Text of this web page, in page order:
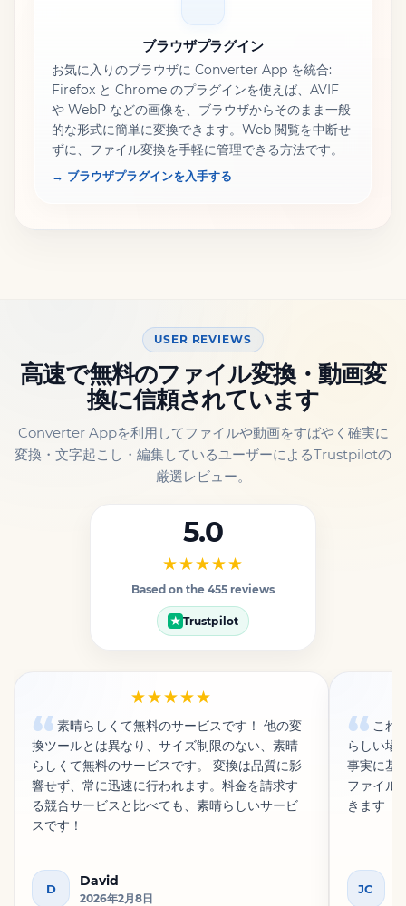
ブラウザプラグイン
お気に入りのブラウザに Converter App を統合:
Firefox と Chrome のプラグインを使えば、AVIF
や WebP などの画像を、ブラウザからそのまま一般
的な形式に簡単に変換できます。Web 閲覧を中断せ
ずに、ファイル変換を手軽に管理できる方法です。
→ ブラウザプラグインを入手する
USER REVIEWS
高速で無料のファイル変換・動画変
換に信頼されています
Converter Appを利用してファイルや動画をすばやく確実に
変換・文字起こし・編集しているユーザーによるTrustpilotの
厳選レビュー。
5.0
★★★★★
Based on the 455 reviews
★ Trustpilot
★★★★★
素晴らしくて無料のサービスです！ 他の変
換ツールとは異なり、サイズ制限のない、素晴
らしくて無料のサービスです。 変換は品質に影
響せず、常に迅速に行われます。料金を請求す
る競合サービスと比べても、素晴らしいサービ
スです！
D
David
2026年2月8日
これ
らしい場
事実に基
ファイル
きます
JC